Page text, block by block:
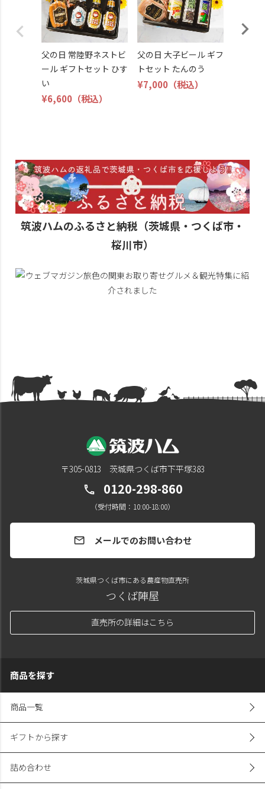
父の日 常陸野ネストビ
ール ギフトセット ひす
い
¥6,600 （税込）
父の日 大子ビール ギフ
トセット たんのう
¥7,000 （税込）
筑波ハムのふるさと納税（茨城県・つくば市・
桜川市）
〒305-0813 茨城県つくば市下平塚383
call 0120-298-860
（受付時間：10:00-18:00）
mail メールでのお問い合わせ
茨城県つくば市にある農産物直売所
つくば陣屋
直売所の詳細はこちら
商品を探す
商品一覧
ギフトから探す
詰め合わせ